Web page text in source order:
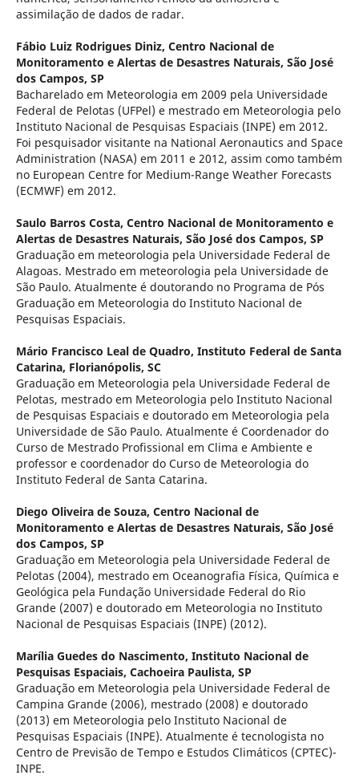
assimilação de dados de radar.
Fábio Luiz Rodrigues Diniz, Centro Nacional de
Monitoramento e Alertas de Desastres Naturais, São José
dos Campos, SP
Bacharelado em Meteorologia em 2009 pela Universidade
Federal de Pelotas (UFPel) e mestrado em Meteorologia pelo
Instituto Nacional de Pesquisas Espaciais (INPE) em 2012.
Foi pesquisador visitante na National Aeronautics and Space
Administration (NASA) em 2011 e 2012, assim como também
no European Centre for Medium-Range Weather Forecasts
(ECMWF) em 2012.
Saulo Barros Costa, Centro Nacional de Monitoramento e
Alertas de Desastres Naturais, São José dos Campos, SP
Graduação em meteorologia pela Universidade Federal de
Alagoas. Mestrado em meteorologia pela Universidade de
São Paulo. Atualmente é doutorando no Programa de Pós
Graduação em Meteorologia do Instituto Nacional de
Pesquisas Espaciais.
Mário Francisco Leal de Quadro, Instituto Federal de Santa
Catarina, Florianópolis, SC
Graduação em Meteorologia pela Universidade Federal de
Pelotas, mestrado em Meteorologia pelo Instituto Nacional
de Pesquisas Espaciais e doutorado em Meteorologia pela
Universidade de São Paulo. Atualmente é Coordenador do
Curso de Mestrado Profissional em Clima e Ambiente e
professor e coordenador do Curso de Meteorologia do
Instituto Federal de Santa Catarina.
Diego Oliveira de Souza, Centro Nacional de
Monitoramento e Alertas de Desastres Naturais, São José
dos Campos, SP
Graduação em Meteorologia pela Universidade Federal de
Pelotas (2004), mestrado em Oceanografia Física, Química e
Geológica pela Fundação Universidade Federal do Rio
Grande (2007) e doutorado em Meteorologia no Instituto
Nacional de Pesquisas Espaciais (INPE) (2012).
Marília Guedes do Nascimento, Instituto Nacional de
Pesquisas Espaciais, Cachoeira Paulista, SP
Graduação em Meteorologia pela Universidade Federal de
Campina Grande (2006), mestrado (2008) e doutorado
(2013) em Meteorologia pelo Instituto Nacional de
Pesquisas Espaciais (INPE). Atualmente é tecnologista no
Centro de Previsão de Tempo e Estudos Climáticos (CPTEC)-
INPE.